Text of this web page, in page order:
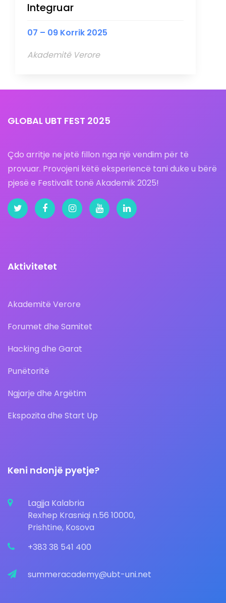
Integruar
07 – 09 Korrik 2025
Akademitë Verore
GLOBAL UBT FEST 2025
Çdo arritje ne jetë fillon nga një vendim për të
provuar. Provojeni këtë eksperiencë tani duke u bërë
pjesë e Festivalit tonë Akademik 2025!
Aktivitetet
Akademitë Verore
Forumet dhe Samitet
Hacking dhe Garat
Punëtoritë
Ngjarje dhe Argëtim
Ekspozita dhe Start Up
Keni ndonjë pyetje?
Lagjja Kalabria
Rexhep Krasniqi n.56 10000,
Prishtine, Kosova
+383 38 541 400
summeracademy@ubt-uni.net